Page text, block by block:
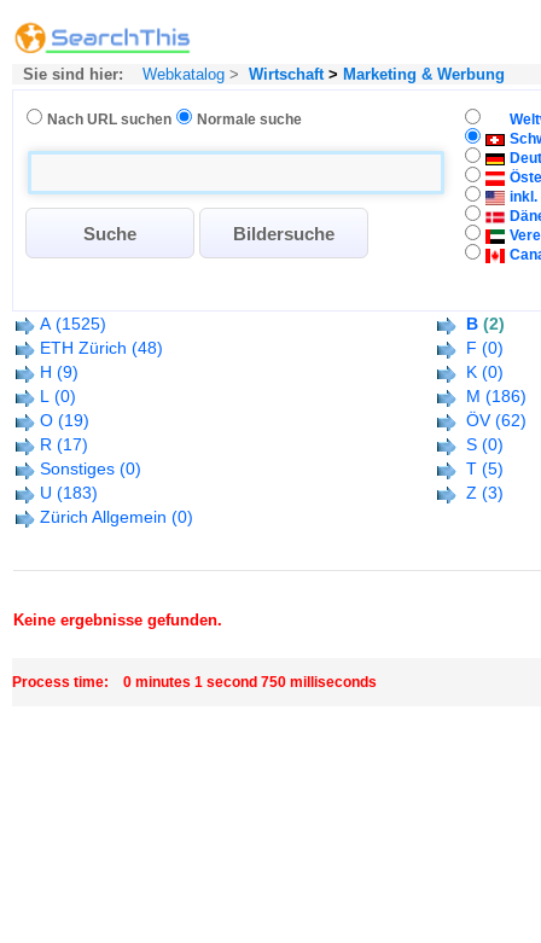
Sie sind hier: Webkatalog > Wirtschaft> Marketing & Werbung
Nach URL suchen Normale suche
inkl.
A (1525) B (2)
ETH Zürich (48) F (0)
H (9) K (0)
L (0) M (186)
O (19) ÖV (62)
R (17) S (0)
Sonstiges (0) T (5)
U (183) Z (3)
Zürich Allgemein (0)
Keine ergebnisse gefunden.
Process time: 0 minutes 1 second 750 milliseconds